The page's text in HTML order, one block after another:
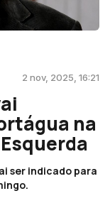
2 nov, 2025, 16:21
na
ser indicado para